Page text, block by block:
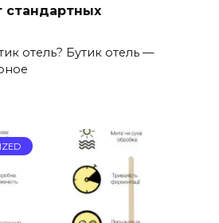
стандартных
отель? Бутик отель —